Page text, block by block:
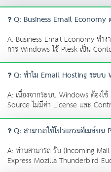
Q: Business Email Economy
A: Business Email Economy ท
การ Windows ใช้ Plesk เป็น
Q: ทำไม Email Hosting ระบบ
A: เนื่องจากระบบ Windows ต้อง
Source ไม่มีค่า License และ
Q: สามารถใช้โปรแกรมอีเมล์บน
A: ท่านสามารถ รับ (Incoming
Express Mozilla Thunderbird